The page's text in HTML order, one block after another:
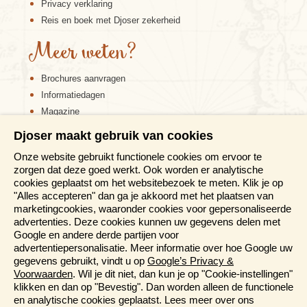
Neem voor het lopen van de Inca-trail een warme
slaapzak mee, eventueel is deze ook in Cusco te huur.
De overige kampeerspullen zijn ter plaatse aanwezig. Je
dien je zelf te dragen, alsmede je eigen rugzak met alle
persoonlijke spullen. De overige kampeerspullen worden
door de dragers gedragen die ook de maaltijden
verzorgen en je tent opzetten. Ook is het mogelijk om
eventueel een drager in te huren (ongeveer 276 US$) die
je tas draagt met daarin o.a. je slaapzak en matje. Je
hoeft dan zelf alleen een kleine dagrugzak te dragen,
met bijvoorbeeld je fototoestel en een fles water. Geef
voor vertrek aan ons door als je een extra drager zou
willen, dan vragen we voor je na of er nog een drager
beschikbaar is. De extra kosten voor de drager kun je
dan ter plaatse voldoen.
Voor de trail dien je verder stevige schoenen met een
goed profiel, een regenjack, een zaklamp en een
Privacy verklaring
Reis en boek met Djoser zekerheid
Meer weten?
Brochures aanvragen
Informatiedagen
Magazine
Djoser maakt gebruik van cookies
Onze website gebruikt functionele cookies om ervoor te
zorgen dat deze goed werkt. Ook worden er analytische
cookies geplaatst om het websitebezoek te meten. Klik je op
"Alles accepteren" dan ga je akkoord met het plaatsen van
marketingcookies, waaronder cookies voor gepersonaliseerde
advertenties. Deze cookies kunnen uw gegevens delen met
Google en andere derde partijen voor
advertentiepersonalisatie. Meer informatie over hoe Google uw
gegevens gebruikt, vindt u op Google’s Privacy &
Voorwaarden. Wil je dit niet, dan kun je op "Cookie-instellingen"
klikken en dan op "Bevestig". Dan worden alleen de functionele
en analytische cookies geplaatst. Lees meer over ons